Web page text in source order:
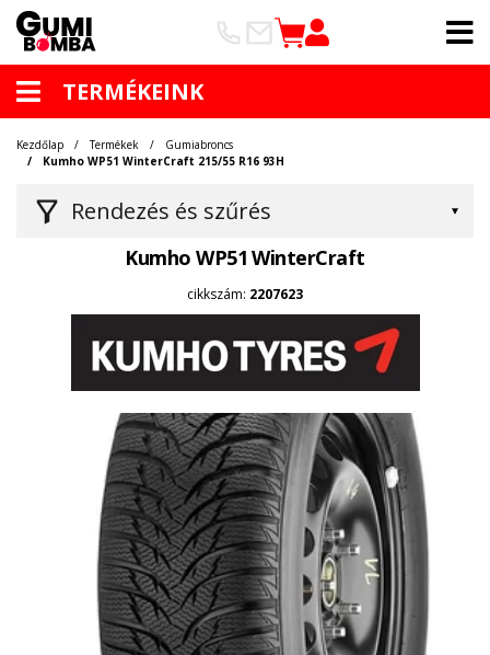
TERMÉKEINK
Rendezés és szűrés
Kezdőlap Termékek
Gumiabroncs
Kumho WP51 WinterCraft 215/55 R16 93H
Kumho WP51 WinterCraft
cikkszám: 2207623